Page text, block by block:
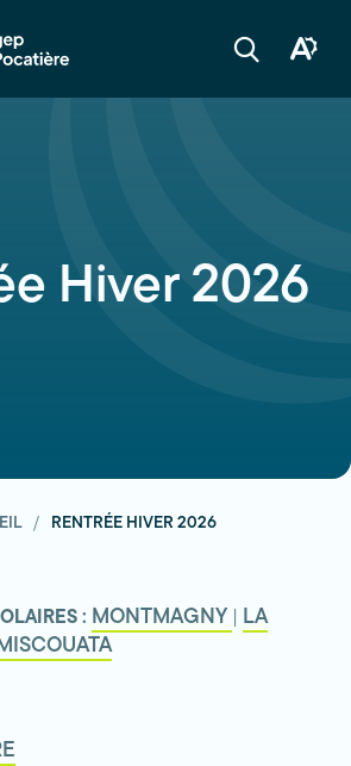
Ouvrir
Ouvrir
Hiver 2026
RENTRÉE HIVER 2026
: MONTMAGNY
LA